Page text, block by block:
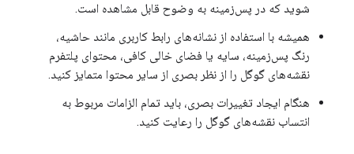
شوید که در پس‌زمینه به وضوح قابل مشاهده است.
همیشه با استفاده از نشانه‌های رابط کاربری مانند حاشیه،
رنگ پس‌زمینه، سایه یا فضای خالی کافی، محتوای پلتفرم
نقشه‌های گوگل را از نظر بصری از سایر محتوا متمایز کنید.
هنگام ایجاد تغییرات بصری، باید تمام الزامات مربوط به
انتساب نقشه‌های گوگل را رعایت کنید.